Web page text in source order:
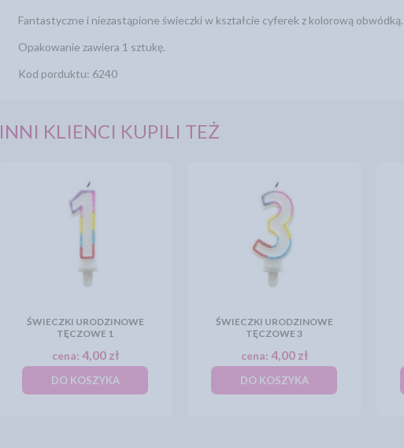
Fantastyczne i niezastąpione świeczki w kształcie cyferek z kolorową obwódką.
Opakowanie zawiera 1 sztukę.
Kod porduktu: 6240
INNI KLIENCI KUPILI TEŻ
ŚWIECZKI URODZINOWE
TĘCZOWE 1
cena: 4,00 zł
DO KOSZYKA
ŚWIECZKI URODZINOWE
TĘCZOWE 3
cena: 4,00 zł
DO KOSZYKA